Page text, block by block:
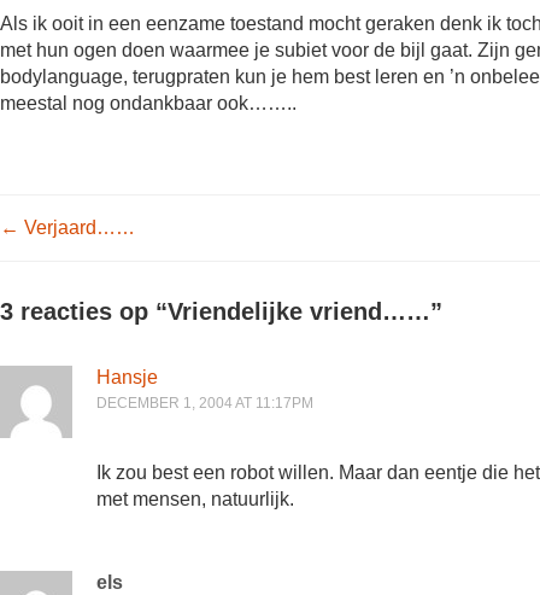
Als ik ooit in een eenzame toestand mocht geraken denk ik
met hun ogen doen waarmee je subiet voor de bijl gaat. Zijn
bodylanguage, terugpraten kun je hem best leren en ’n
meestal nog ondankbaar ook……..
Post navigation
← Verjaard……
3 reacties op “Vriendelijke vriend……”
Hansje
DECEMBER 1, 2004 AT 11:17PM
Ik zou best een robot willen. Maar dan eentje die
met mensen, natuurlijk.
els